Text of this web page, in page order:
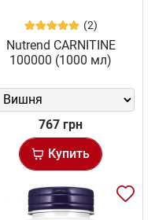
(2)
Nutrend CARNITINE
100000 (1000 мл)
767 грн
Купить